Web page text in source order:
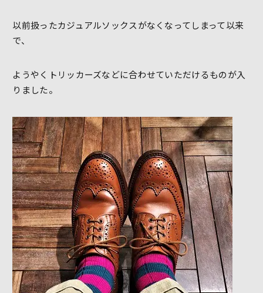
以前扱ったカジュアルソックスがなくなってしまって以来
で、
ようやくトリッカーズなどに合わせていただけるものが入
りました。